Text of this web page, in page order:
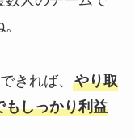
きれば、 やり取
もしっかり利益